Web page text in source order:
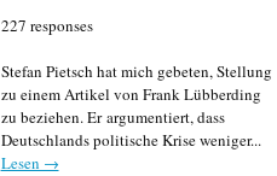
227 responses
Stefan Pietsch hat mich gebeten, Stellung
zu einem Artikel von Frank Lübberding
zu beziehen. Er argumentiert, dass
Deutschlands politische Krise weniger...
Lesen →